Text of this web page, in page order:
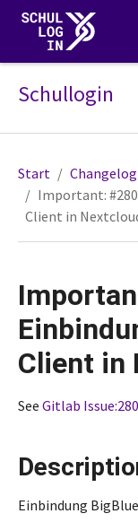
Schullogin
Start Changelog
Important:
Client in
Client in
See Gitlab
Einbindung